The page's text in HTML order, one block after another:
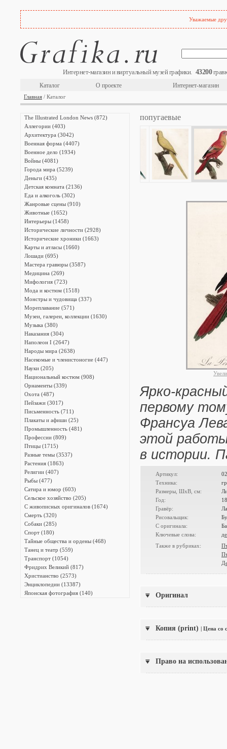
Уважаемые
Интернет-магазин и виртуальный музей графики. 43200
Каталог О проекте Интернет-магазин
Главная / Каталог
The Illustrated London News (872)
Аллегории (403)
Архитектура (3042)
Военная форма (4407)
Военное дело (1934)
Войны (4081)
Города мира (5239)
Деньги (435)
Детская комната (2136)
Еда и алкоголь (302)
Жанровые сцены (910)
Животные (1652)
Интерьеры (1458)
Исторические личности (2928)
Исторические хроники (1663)
Карты и атласы (1660)
Лошади (695)
Мастера гравюры (3587)
Медицина (269)
Мифология (723)
Мода и костюм (1518)
Монстры и чудовища (337)
Мореплавание (571)
Музеи, галереи, коллекции (1630)
Музыка (380)
Наказания (304)
Наполеон I (2647)
Народы мира (2638)
Насекомые и членистоногие (447)
Науки (205)
Национальный костюм (908)
Орнаменты (339)
Охота (487)
Пейзажи (3017)
Письменность (711)
Плакаты и афиши (25)
Промышленность (481)
Профессии (809)
Птицы (1715)
Разные темы (3537)
Растения (1863)
Религии (407)
Рыбы (477)
Сатира и юмор (603)
Сельское хозяйство (205)
С живописных оригиналов (1674)
Смерть (320)
Собаки (285)
Спорт (180)
Тайные общества и ордены (468)
Танец и театр (559)
Транспорт (1054)
Фридрих Великий (817)
Христианство (2573)
Энциклопедии (13387)
Японская фотография (140)
попугаевые
Ярко-
первому
Франсуа
этой
в истории.
Артикул:
Техника:
Размеры, ШxВ, см:
Год:
Гравёр:
Рисовальщик:
С оригинала:
Ключевые слова:
Также в рубриках:
Оригинал
Копия (print) | Цена со
Право на